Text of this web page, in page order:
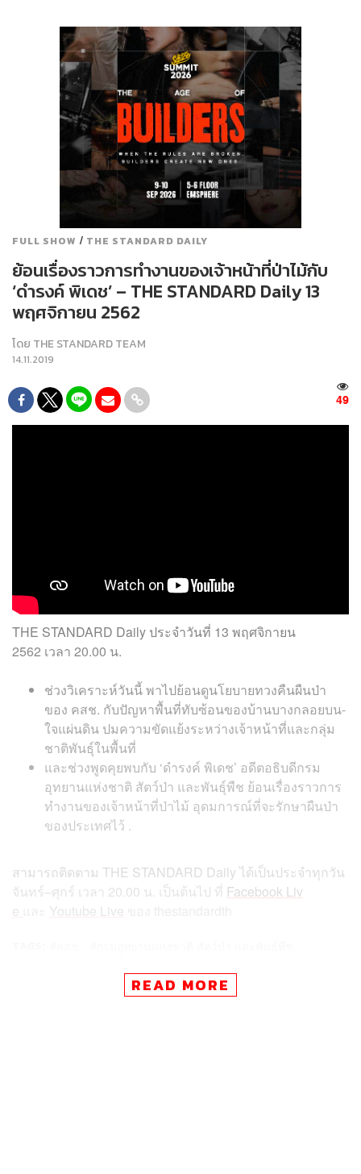
FULL SHOW / THE STANDARD DAILY
ย้อนเรื่องราวการทำงานของเจ้าหน้าที่ป่าไม้กับ
‘ดำรงค์ พิเดช’ – THE STANDARD Daily 13
พฤศจิกายน 2562
โดย THE STANDARD TEAM
14.11.2019
49
THE STANDARD Daily ประจำวันที่ 13 พฤศจิกายน
2562 เวลา 20.00 น.
ช่วงวิเคราะห์วันนี้ พาไปย้อนดูนโยบายทวงคืนผืนป่า
ของ คสช. กับปัญหาพื้นที่ทับซ้อนของบ้านบางกลอยบน-
ใจแผ่นดิน ปมความขัดแย้งระหว่างเจ้าหน้าที่และกลุ่ม
ชาติพันธุ์ในพื้นที่
และช่วงพูดคุยพบกับ ‘ดำรงค์ พิเดช’ อดีตอธิบดีกรม
อุทยานแห่งชาติ สัตว์ป่า และพันธุ์พืช ย้อนเรื่องราวการ
ทำงานของเจ้าหน้าที่ป่าไม้ อุดมการณ์ที่จะรักษาผืนป่า
ของประเทศไว้ .
สามารถติดตาม THE STANDARD Dailyได้เป็นประจำทุกวัน
จันทร์–ศุกร์ เวลา 20.00 น. เป็นต้นไป ที่ Facebook Liv
e
Youtube Live
READ MORE